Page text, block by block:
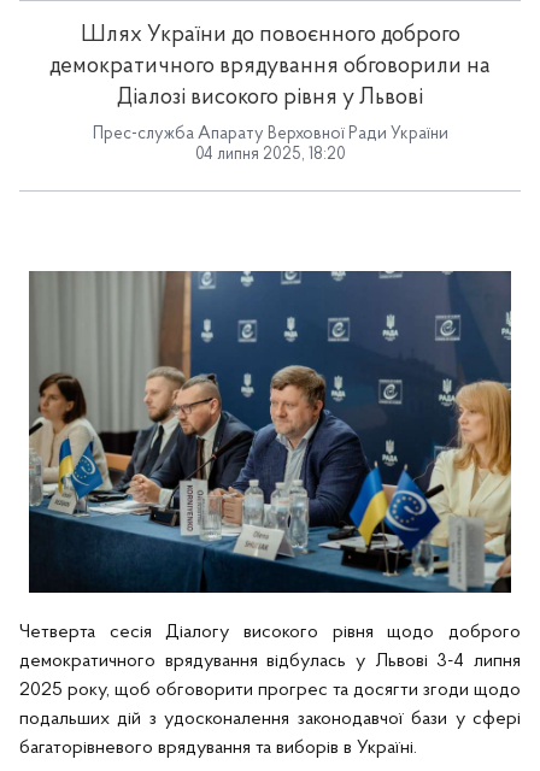
Шлях України до повоєнного доброго
демократичного врядування обговорили на
Діалозі високого рівня у Львові
Прес-служба Апарату Верховної Ради України
04 липня 2025, 18:20
Четверта сесія Діалогу високого рівня щодо доброго
демократичного врядування відбулась у Львові 3-4 липня
2025 року, щоб обговорити прогрес та досягти згоди щодо
подальших дій з удосконалення законодавчої бази у сфері
багаторівневого врядування та виборів в Україні.